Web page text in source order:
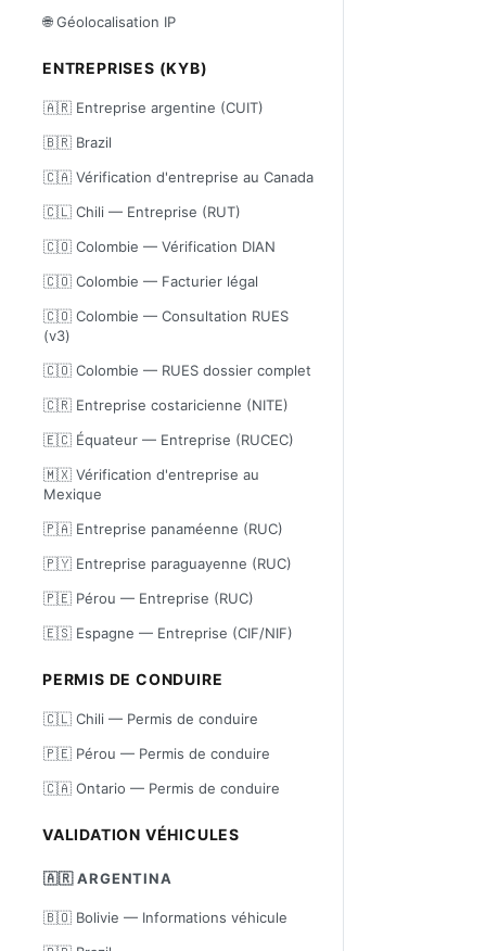
🌐 Géolocalisation IP
ENTREPRISES (KYB)
🇦🇷 Entreprise argentine (CUIT)
🇧🇷 Brazil
🇨🇦 Vérification d'entreprise au Canada
🇨🇱 Chili — Entreprise (RUT)
🇨🇴 Colombie — Vérification DIAN
🇨🇴 Colombie — Facturier légal
🇨🇴 Colombie — Consultation RUES
(v3)
🇨🇴 Colombie — RUES dossier complet
🇨🇷 Entreprise costaricienne (NITE)
🇪🇨 Équateur — Entreprise (RUCEC)
🇲🇽 Vérification d'entreprise au
Mexique
🇵🇦 Entreprise panaméenne (RUC)
🇵🇾 Entreprise paraguayenne (RUC)
🇵🇪 Pérou — Entreprise (RUC)
🇪🇸 Espagne — Entreprise (CIF/NIF)
PERMIS DE CONDUIRE
🇨🇱 Chili — Permis de conduire
🇵🇪 Pérou — Permis de conduire
🇨🇦 Ontario — Permis de conduire
VALIDATION VÉHICULES
🇦🇷 ARGENTINA
🇧🇴 Bolivie — Informations véhicule